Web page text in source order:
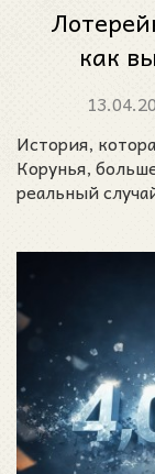
как
История,
Корунья,
реальный